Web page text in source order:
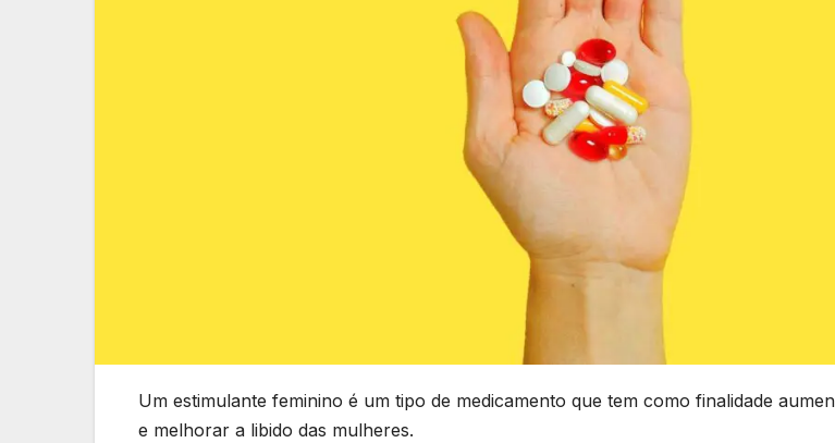
Um estimulante feminino é um tipo de medicamento que tem como finalidade
e melhorar a libido das mulheres.